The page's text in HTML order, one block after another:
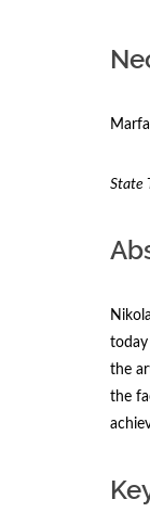
State
today
the
the